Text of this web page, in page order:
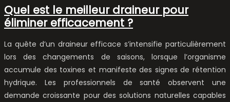
Quel est le meilleur draineur pour
éliminer efficacement ?
La quête d’un draineur efficace s’intensifie particulièrement
lors des changements de saisons, lorsque l’organisme
accumule des toxines et manifeste des signes de rétention
hydrique. Les professionnels de santé observent une
demande croissante pour des solutions naturelles capables